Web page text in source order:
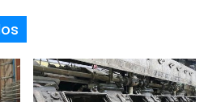
vezes a densidade de
no mesmo segmento de
transportadores também